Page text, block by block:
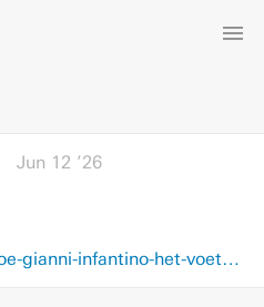
Jun 12 ’26
www.trouw.nl/sport/hoe-gianni-infantino-het-voetbal-naar-zijn-hand-zette-niet-gehinderd-door-zijn-idealen~bff31299/